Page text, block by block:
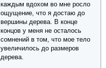
каждым вдохом во мне росло
ощущение, что я достаю до
вершины дерева. В конце
концов у меня не осталось
сомнений в том, что мое тело
увеличилось до размеров
дерева.